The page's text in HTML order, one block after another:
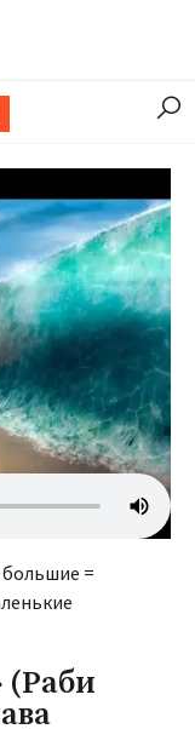
большие =
(Раби